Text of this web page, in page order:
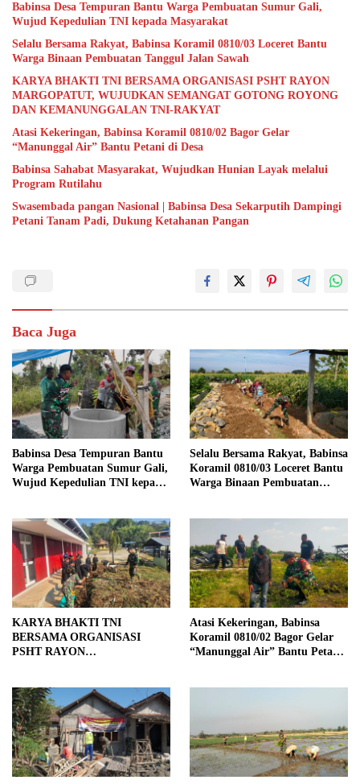
Babinsa Desa Tempuran Bantu Warga Pembuatan Sumur Gali,
Wujud Kepedulian TNI kepada Masyarakat
Selalu Bersama Rakyat, Babinsa Koramil 0810/03 Loceret Bantu
Warga Binaan Pembuatan Tanggul Jalan Sawah
KARYA BHAKTI TNI BERSAMA ORGANISASI PSHT RAYON
MARGOPATUT, WUJUDKAN SEMANGAT GOTONG ROYONG
DAN KEMANUNGGALAN TNI-RAKYAT
Atasi Kekeringan, Babinsa Koramil 0810/02 Bagor Gelar
“Manunggal Air” Bantu Petani di Desa
Babinsa Sahabat Masyarakat, Wujudkan Hunian Layak melalui
Program Rutilahu
Swasembada pangan Nasional | Babinsa Desa Sekarputih Dampingi
Petani Tanam Padi, Dukung Ketahanan Pangan
Baca Juga
Babinsa Desa Tempuran Bantu
Warga Pembuatan Sumur Gali,
Wujud Kepedulian TNI kepada
Selalu Bersama Rakyat, Babinsa
Koramil 0810/03 Loceret Bantu
Warga Binaan Pembuatan
KARYA BHAKTI TNI
BERSAMA ORGANISASI
PSHT RAYON
ROYONG DAN
KEMANUNGGALAN TNI-
RAKYAT
Atasi Kekeringan, Babinsa
Koramil 0810/02 Bagor Gelar
“Manunggal Air” Bantu Petani